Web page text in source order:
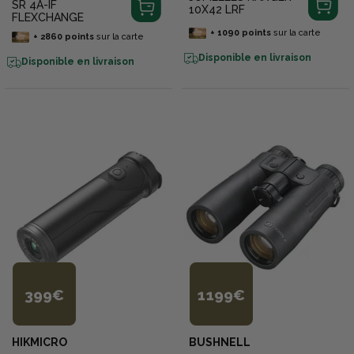
SR 4A-IF
FLEXCHANGE
+ 2860pointssur la carte
Disponible en livraison
10X42 LRF
+ 1090pointssur la carte
Disponible en livraison
399€
HIKMICRO
1 199€
BUSHNELL